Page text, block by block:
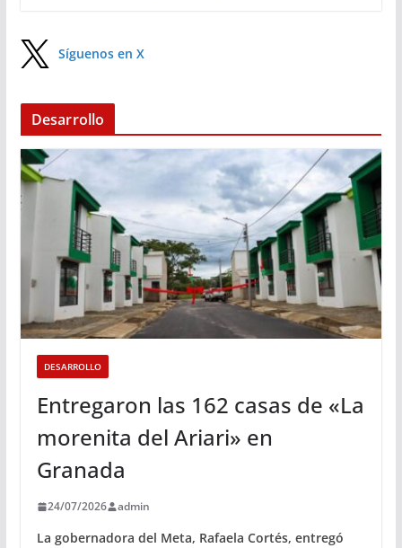
Síguenos en X
Desarrollo
DESARROLLO
Entregaron las 162 casas de «La
morenita del Ariari» en
Granada
24/07/2026 admin
La gobernadora del Meta, Rafaela Cortés, entregó